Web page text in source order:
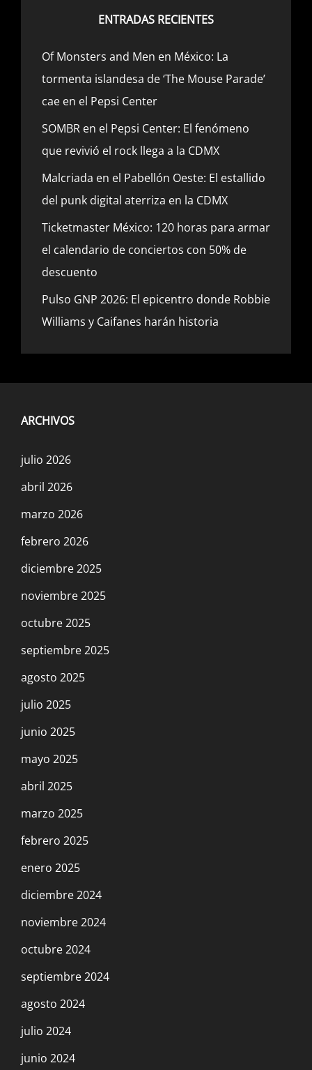
ENTRADAS RECIENTES
Of Monsters and Men en México: La
tormenta islandesa de ‘The Mouse Parade’
cae en el Pepsi Center
SOMBR en el Pepsi Center: El fenómeno
que revivió el rock llega a la CDMX
Malcriada en el Pabellón Oeste: El estallido
del punk digital aterriza en la CDMX
Ticketmaster México: 120 horas para armar
el calendario de conciertos con 50% de
descuento
Pulso GNP 2026: El epicentro donde Robbie
Williams y Caifanes harán historia
ARCHIVOS
julio 2026
abril 2026
marzo 2026
febrero 2026
diciembre 2025
noviembre 2025
octubre 2025
septiembre 2025
agosto 2025
julio 2025
junio 2025
mayo 2025
abril 2025
marzo 2025
febrero 2025
enero 2025
diciembre 2024
noviembre 2024
octubre 2024
septiembre 2024
agosto 2024
julio 2024
junio 2024